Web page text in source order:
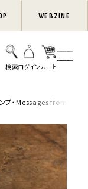
WEBZINE
プ・Messages from the